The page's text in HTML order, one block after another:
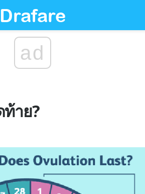
ad
าย?